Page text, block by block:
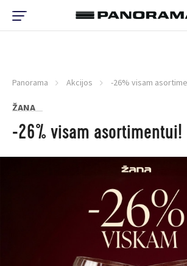
Panorama Akcijos -26% visam
ŽANA
-26% visam asortimentui!